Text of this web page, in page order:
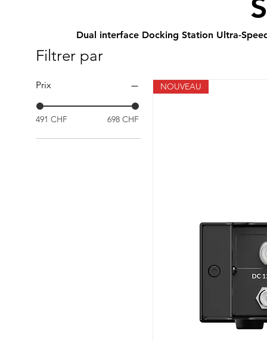
Filtrer par
Prix
491 CHF 698 CHF
NOUVEAU
Dual interface Docking Station Ultra-